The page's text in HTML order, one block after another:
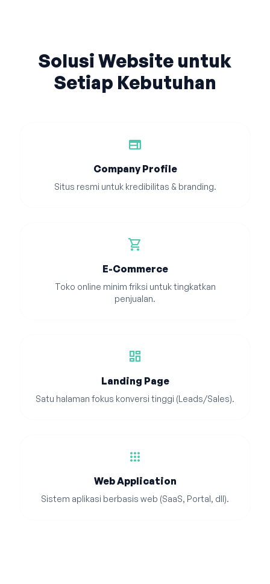
Solusi Website untuk
Setiap Kebutuhan
web
Company Profile
Situs resmi untuk kredibilitas & branding.
shopping_cart
E-Commerce
Toko online minim friksi untuk tingkatkan
penjualan.
dashboard
Landing Page
Satu halaman fokus konversi tinggi (Leads/Sales).
apps
Web Application
Sistem aplikasi berbasis web (SaaS, Portal, dll).